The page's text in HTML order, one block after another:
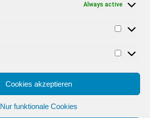
Always active
Cookies akzeptieren
Nur funktionale Cookies